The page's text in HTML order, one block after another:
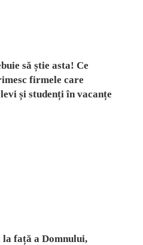
să știe asta! Ce
firmele care
și studenți în vacanțe
la față a Domnului,